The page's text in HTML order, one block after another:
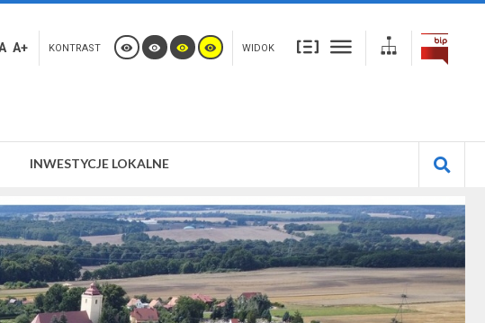
A+ KONTRAST WIDOK
INWESTYCJE LOKALNE